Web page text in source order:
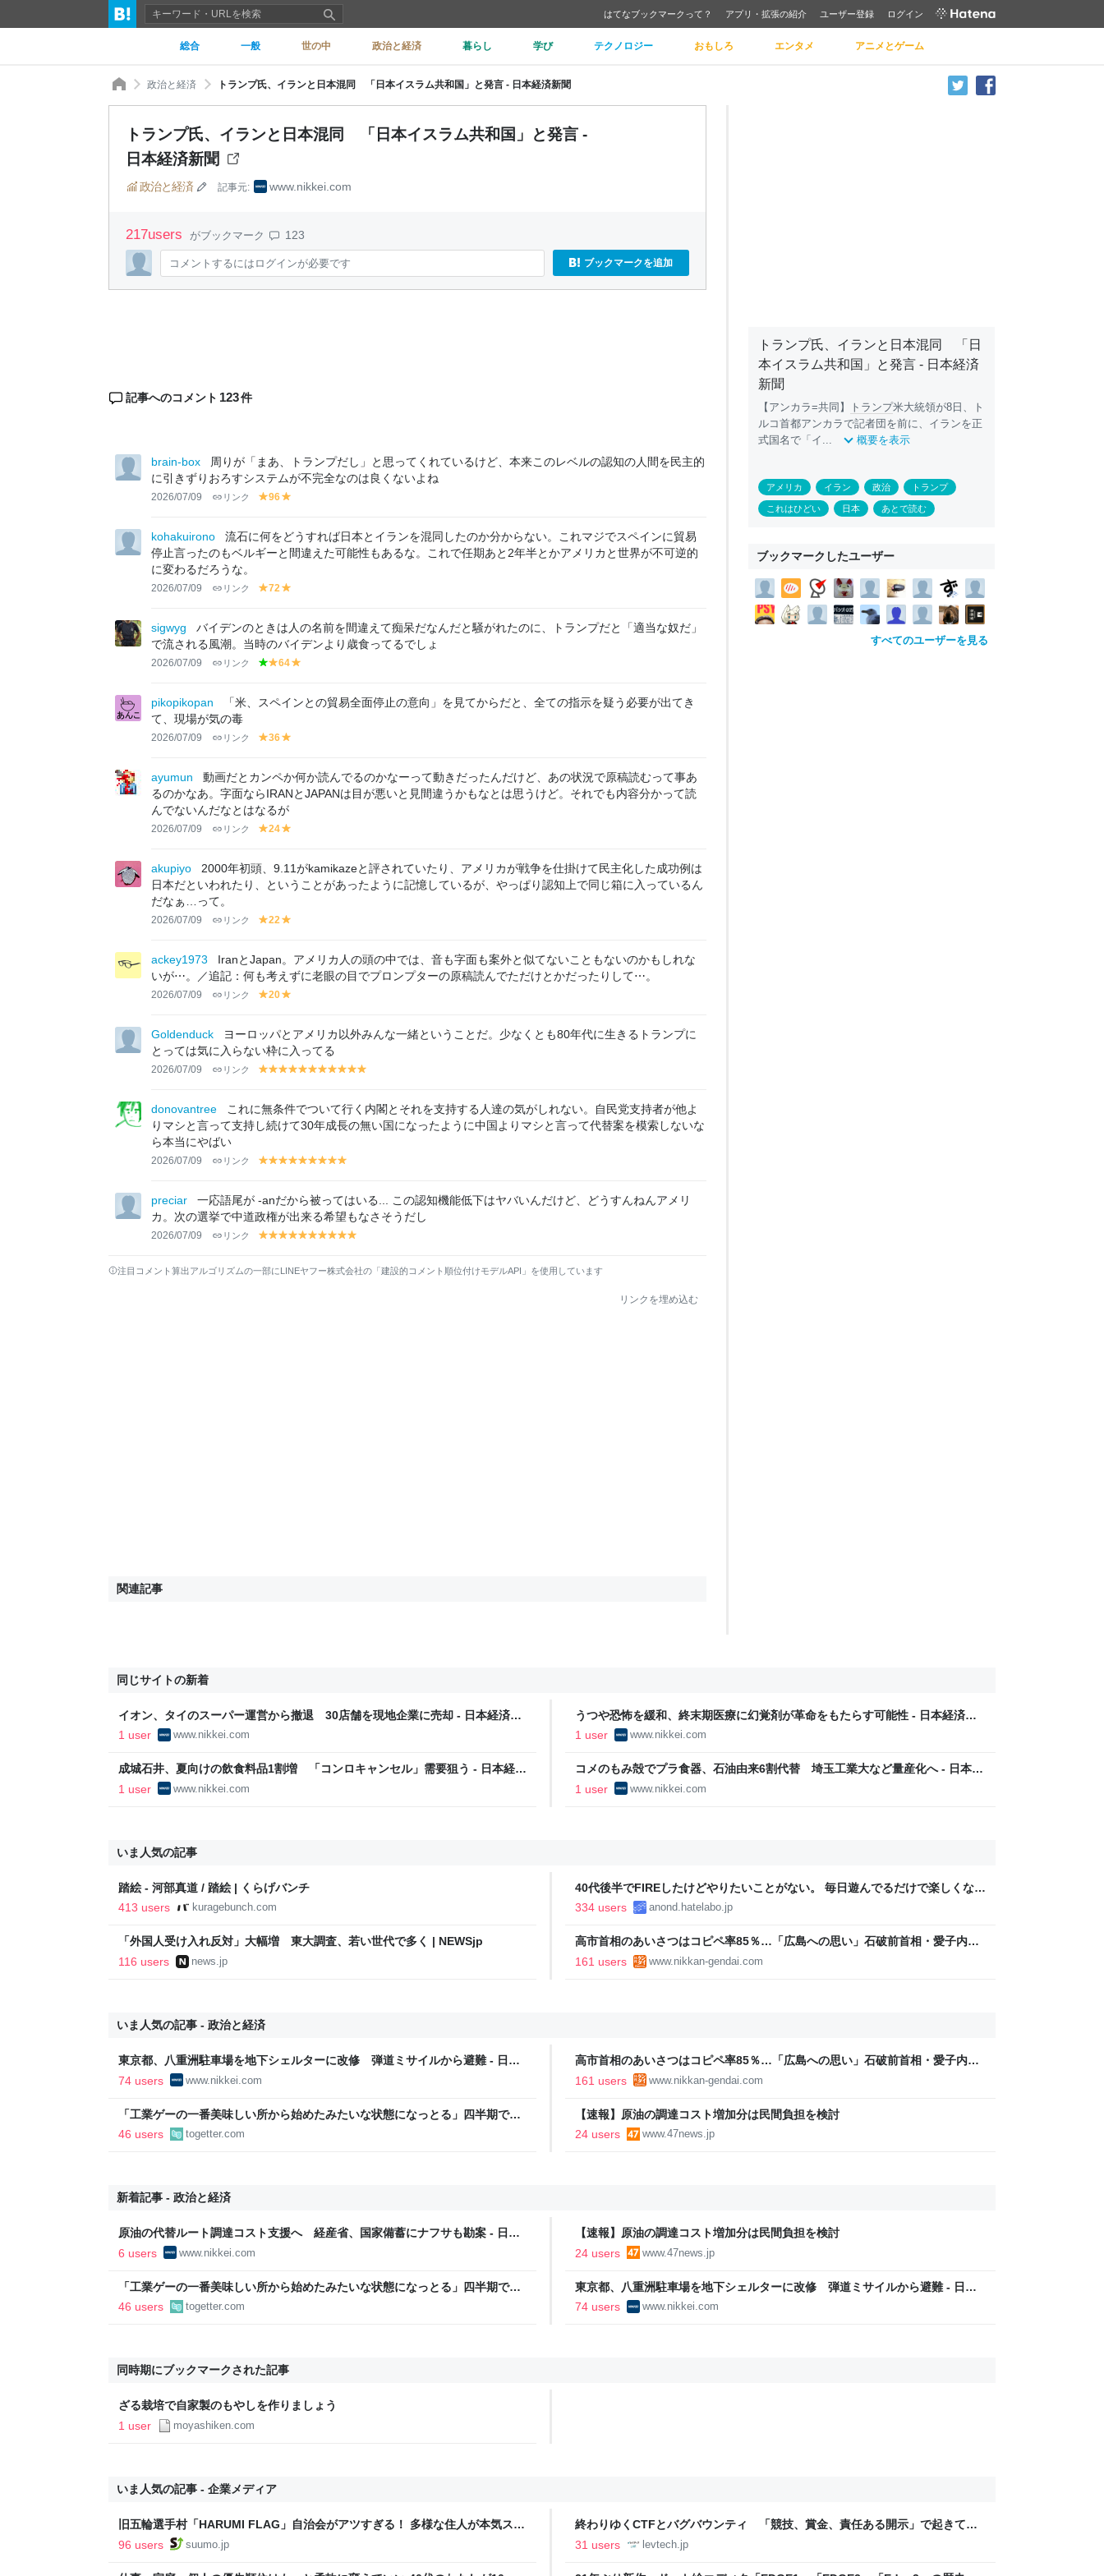
はてなブックマークって？ アプリ・拡張の紹介 ユーザー登録 ログイン
総合 一般 世の中 政治と経済 暮らし 学び テクノロジー おもしろ エンタメ アニメとゲーム
政治と経済 トランプ氏、イランと日本混同 「日本イスラム共和国」と発言 - 日本経済新聞
トランプ氏、イランと日本混同 「日本イスラム共和国」と発言 -
日本経済新聞
政治と経済 記事元: www.nikkei.com
217users がブックマーク 123
コメントするにはログインが必要です ブックマークを追加
記事へのコメント 123件
brain-box
周りが「まあ、トランプだし」と思ってくれているけど、本来このレベルの認知の人間を民主的
に引きずりおろすシステムが不完全なのは良くないよね
2026/07/09 リンク
y
lo
w
96
lo
w
kohakuirono
流石に何をどうすれば日本とイランを混同したのか分からない。これマジでスペインに貿易
停止言ったのもベルギーと間違えた可能性もあるな。これで任期あと2年半とかアメリカと世界が不可逆的
に変わるだろうな。
2026/07/09 リンク
y
lo
w
72
lo
w
sigwyg
バイデンのときは人の名前を間違えて痴呆だなんだと騒がれたのに、トランプだと「適当な奴だ」
で流される風潮。当時のバイデンより歳食ってるでしょ
2026/07/09 リンク
g
e
n
y
lo
64
lo
pikopikopan
「米、スペインとの貿易全面停止の意向」を見てからだと、全ての指示を疑う必要が出てき
て、現場が気の毒
2026/07/09 リンク
y
lo
w
36
lo
w
ayumun
動画だとカンペか何か読んでるのかなーって動きだったんだけど、あの状況で原稿読むって事あ
るのかなあ。字面ならIRANとJAPANは目が悪いと見間違うかもなとは思うけど。それでも内容分かって読
んでないんだなとはなるが
2026/07/09 リンク
y
lo
24
lo
w
akupiyo
2000年初頭、9.11がkamikazeと評されていたり、アメリカが戦争を仕掛けて民主化した成功例は
日本だといわれたり、ということがあったように記憶しているが、やっぱり認知上で同じ箱に入っているん
だなぁ…って。
2026/07/09 リンク
y
lo
w
22
w
ackey1973
IranとJapan。アメリカ人の頭の中では、音も字面も案外と似てないこともないのかもしれな
いが⋯。／追記：何も考えずに老眼の目でプロンプターの原稿読んでただけとかだったりして⋯。
2026/07/09 リンク
y
lo
w
20
lo
w
Goldenduck
ヨーロッパとアメリカ以外みんな一緒ということだ。少なくとも80年代に生きるトランプに
とっては気に入らない枠に入ってる
2026/07/09 リンク
y
lo
w
y
lo
w
y
lo
w
y
lo
w
y
lo
w
y
lo
w
y
lo
w
y
lo
w
y
lo
w
y
lo
w
lo
w
donovantree
これに無条件でついて行く内閣とそれを支持する人達の気がしれない。自民党支持者が他よ
りマシと言って支持し続けて30年成長の無い国になったように中国よりマシと言って代替案を模索しないな
ら本当にやばい
2026/07/09 リンク
y
lo
w
y
lo
w
y
lo
w
y
lo
w
y
lo
w
y
lo
w
y
lo
w
y
lo
w
lo
w
preciar
一応語尾が -anだから被ってはいる... この認知機能低下はヤバいんだけど、どうすんねんアメリ
カ。次の選挙で中道政権が出来る希望もなさそうだし
2026/07/09 リンク
y
lo
y
lo
y
lo
y
lo
y
lo
y
lo
y
lo
y
lo
y
lolo
注目コメント算出アルゴリズムの一部にLINEヤフー株式会社の「建設的コメント順位付けモデルAPI」を使用しています
リンクを埋め込む
関連記事
トランプ氏、イランと日本混同 「日
本イスラム共和国」と発言 - 日本経済
新聞
【アンカラ=共同】 トランプ米大統領が8日、ト
ルコ首都アンカラで記者団を前に、イランを正
式国名で「イ...
概要を表示
アメリカ イラン 政治 トランプ
これはひどい 日本 あとで読む
ブックマークしたユーザー
すべてのユーザーを見る
同じサイトの新着
イオン、タイのスーパー運営から撤退 30店舗を現地企業に売却 - 日本経済新
聞
1 user www.nikkei.com
うつや恐怖を緩和、終末期医療に幻覚剤が革命をもたらす可能性 - 日本経済新
聞
1 user www.nikkei.com
成城石井、夏向けの飲食料品1割増 「コンロキャンセル」需要狙う - 日本経済
新聞
1 user www.nikkei.com
コメのもみ殻でプラ食器、石油由来6割代替 埼玉工業大など量産化へ - 日本経
済新聞
1 user www.nikkei.com
いま人気の記事
踏絵 - 河部真道 / 踏絵 | くらげバンチ
413 users
kuragebunch.com
40代後半でFIREしたけどやりたいことがない。 毎日遊んでるだけで楽しくな
い..
334 users anond.hatelabo.jp
「外国人受け入れ反対」大幅増 東大調査、若い世代で多く | NEWSjp
116 users
news.jp
高市首相のあいさつはコピペ率85％…「広島への思い」石破前首相・愛子内親
王とは絶望的格差｜日刊ゲンダイDIGITAL
161 users www.nikkan-gendai.com
いま人気の記事 - 政治と経済
東京都、八重洲駐車場を地下シェルターに改修 弾道ミサイルから避難 - 日本
経済新聞
74 users www.nikkei.com
高市首相のあいさつはコピペ率85％…「広島への思い」石破前首相・愛子内親
王とは絶望的格差｜日刊ゲンダイDIGITAL
161 users www.nikkan-gendai.com
「工業ゲーの一番美味しい所から始めたみたいな状態になっとる」四半期で赤
字見込みも出ていた日鉄、買収したUSスチールに設備投資したら、なんか純利
益が2900億になった
46 users togetter.com
【速報】原油の調達コスト増加分は民間負担を検討
24 users
www.47news.jp
新着記事 - 政治と経済
原油の代替ルート調達コスト支援へ 経産省、国家備蓄にナフサも勘案 - 日本
経済新聞
6 users www.nikkei.com
【速報】原油の調達コスト増加分は民間負担を検討
24 users
www.47news.jp
「工業ゲーの一番美味しい所から始めたみたいな状態になっとる」四半期で赤
字見込みも出ていた日鉄、買収したUSスチールに設備投資したら、なんか純利
46 users togetter.com
東京都、八重洲駐車場を地下シェルターに改修 弾道ミサイルから避難 - 日本
経済新聞
74 users www.nikkei.com
同時期にブックマークされた記事
ざる栽培で自家製のもやしを作りましょう
1 user
moyashiken.com
いま人気の記事 - 企業メディア
旧五輪選手村「HARUMI FLAG」自治会がアツすぎる！ 多様な住人が本気スキ
ルで挑む、盆踊り2万人集客や交通改善など“街の価値向上”戦略 東京・中央
96 users suumo.jp
終わりゆくCTFとバグバウンティ 「競技、賞金、責任ある開示」で起きてい
ること【フォーカス】 - レバテックLAB
31 users levtech.jp